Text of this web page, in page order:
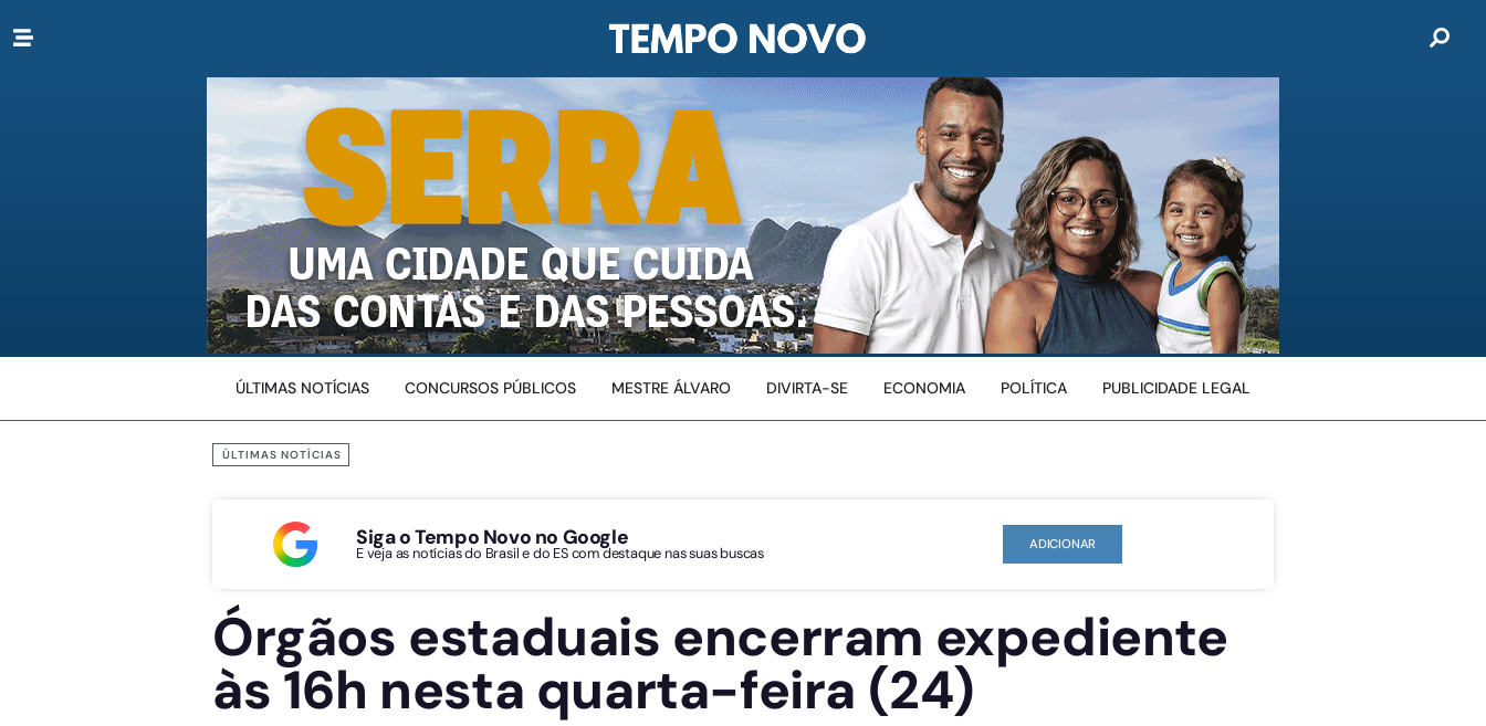
ÚLTIMAS NOTÍCIAS CONCURSOS PÚBLICOS MESTRE ÁLVARO DIVIRTA-SE ECONOMIA POLÍTICA PUBLICIDADE LEGAL
ÚLTIMAS NOTÍCIAS
Siga o Tempo Novo no Google
E veja as notícias do Brasil e do ES com destaque nas suas buscas ADICIONAR
Órgãos estaduais encerram expediente
às 16h nesta quarta-feira (24)